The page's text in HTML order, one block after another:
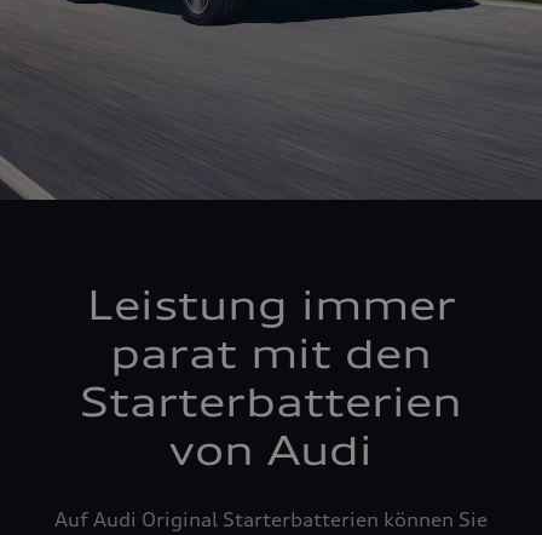
Leistung immer
parat mit den
Starterbatterien
von Audi
Auf Audi Original Starterbatterien können Sie